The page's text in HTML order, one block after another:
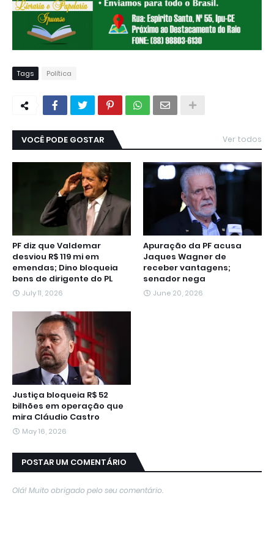
Tags Política
VOCÊ PODE GOSTAR Ver todos
PF diz que Valdemar
desviou R$ 119 mi em
emendas; Dino bloqueia
bens de dirigente do PL
July 11, 2026
Apuração da PF acusa
Jaques Wagner de
receber vantagens;
senador nega
June 20, 2026
Justiça bloqueia R$ 52
bilhões em operação que
mira Cláudio Castro
May 16, 2026
POSTAR UM COMENTÁRIO
Olá! Muito obrigado pelo seu comentário.